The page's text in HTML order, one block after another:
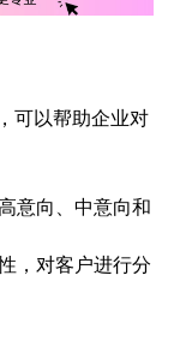
可以帮助企业对
意向、中意向和
，对客户进行分